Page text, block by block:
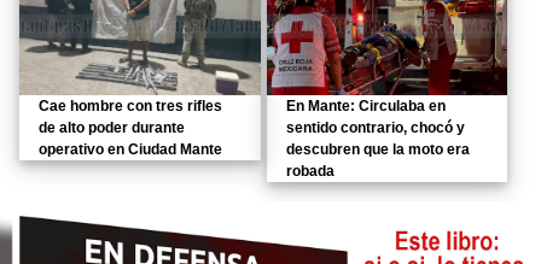
Cae hombre con tres rifles
de alto poder durante
operativo en Ciudad Mante
En Mante: Circulaba en
sentido contrario, chocó y
descubren que la moto era
robada